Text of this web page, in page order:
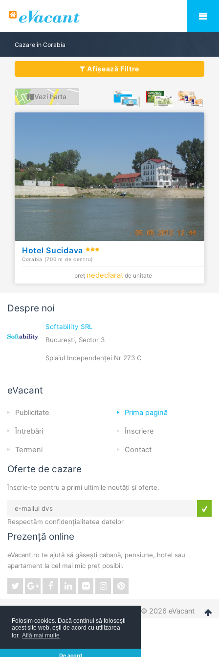
Folosim cookies. Dacă continui să folosești
acest site web, ești de acord cu utilizarea
lor. Află mai multe
De acord
Cazare în Corabia
Afișează Filtre
Vezi harta
Hotel Sucidava
Corabia (700 m de centru)
preț nedeclarat de unitate
Despre noi
Softability SRL
București, Sector 3
Splaiul Independenței Nr 273 C
eVacant
Publicitate Prima pagină
Întrebări Înscriere
Termeni Contact
Oferte de cazare
Înscrie-te pentru a primi ultimile noutăți și oferte.
Respectăm confidențialitatea datelor
Prezență online
eVacant.ro te ajută să găsești cabană, pensiune, hotel sau
apartament la cel mai mic preț posibil.
© 2026 eVacant